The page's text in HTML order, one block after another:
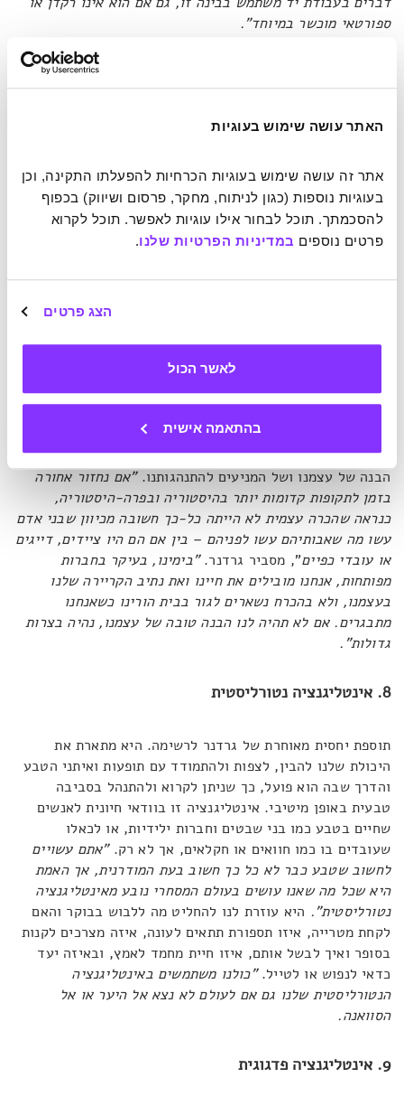
האתר עושה שימוש בעוגיות
פרטים נוספים במדיניות הפרטיות שלנו.
הצג פרטים
לאשר הכול
בהתאמה אישית
ספורטאי מוכשר במיוחד".
היא יחסי אנוש: הדרך שבה אנו מבינים אנשים אחרים, קוראים
אינטליגנציה רגשית או חברתית, והיא מה שמאפשר לנו לשתף
פעולה ואף להנהיג אנשים אחרים."כל אדם בכל מקום עבודה עם
אנשים נוספים זקוק לאינטליגנציה כזו, וניתן לקוות שמנהיגים
ניחנים בהרבה ממנה"עם זאת, מדגיש גרדנר, "כל אינטליגנציה
ניתן גם לנצל לרעה. כך למשל, איש המכירות שמוכר לך משהו
תוך-אישית שייכת לתחום החוויה האנושית. היא משקפת מודעות
עצמית גבוהה, היכולת להכיר ולאבחן היבטים ומצבים פנימיים,
הבנה של עצמנו ושל המניעים להתנהגותנו."אם נחזור אחורה
בזמן לתקופות קדומות יותר בהיסטוריה ובפרה-היסטוריה,
כנראה שהכרה עצמית לא הייתה כל-כך חשובה מכיוון שבני אדם
עשו מה שאבותיהם עשו לפניהם – בין אם הם היו ציידים, דייגים
או עובדי כפיים", מסביר גרדנר."בימינו, בעיקר בחברות
מפותחות, אנחנו מובילים את חיינו ואת נתיב הקריירה שלנו
בעצמנו, ולא בהכרח נשארים לגור בבית הורינו כשאנחנו
מתבגרים. אם לא תהיה לנו הבנה טובה של עצמנו, נהיה בצרות
גדולות".
8. אינטליגנציה נטורליסטית
תוספת יחסית מאוחרת של גרדנר לרשימה. היא מתארת את
היכולת שלנו להבין, לצפות ולהתמודד עם תופעות ואיתני הטבע
והדרך שבה הוא פועל, כך שניתן לקרוא ולהתנהל בסביבה
טבעית באופן מיטיבי. אינטליגנציה זו בוודאי חיונית לאנשים
שחיים בטבע כמו בני שבטים וחברות ילידיות, או לכאלו
שעובדים בו כמו חוואים או חקלאים, אך לא רק."אתם עשויים
לחשוב שטבע כבר לא כל כך חשוב בעת המודרנית, אך האמת
היא שכל מה שאנו עושים בעולם המסחרי נובע מאינטליגנציה
נטורליסטית". היא עוזרת לנו להחליט מה ללבוש בבוקר והאם
לקחת מטרייה, איזו תספורת תתאים לעונה, איזה מצרכים לקנות
בסופר ואיך לבשל אותם, איזו חיית מחמד לאמץ, ובאיזה יעד
כדאי לנפוש או לטייל."כולנו משתמשים באינטליגנציה
הנטורליסטית שלנו גם אם לעולם לא נצא אל היער או אל
הסוואנה.
9. אינטליגנציה פדגוגית